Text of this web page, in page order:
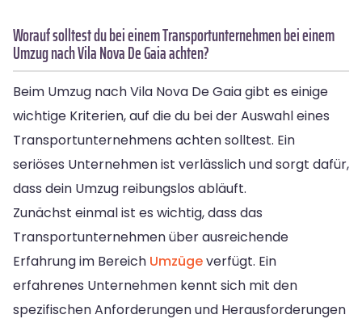
Worauf solltest du bei einem Transportunternehmen bei einem
Umzug nach Vila Nova De Gaia achten?
Beim Umzug nach Vila Nova De Gaia gibt es einige
wichtige Kriterien, auf die du bei der Auswahl eines
Transportunternehmens achten solltest. Ein
seriöses Unternehmen ist verlässlich und sorgt dafür,
dass dein Umzug reibungslos abläuft.
Zunächst einmal ist es wichtig, dass das
Transportunternehmen über ausreichende
Erfahrung im Bereich Umzügeverfügt. Ein
erfahrenes Unternehmen kennt sich mit den
spezifischen Anforderungen und Herausforderungen